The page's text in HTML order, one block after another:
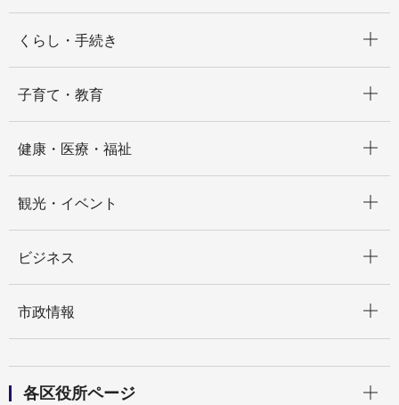
くらし・手続き
子育て・教育
健康・医療・福祉
観光・イベント
ビジネス
市政情報
各区役所ページ